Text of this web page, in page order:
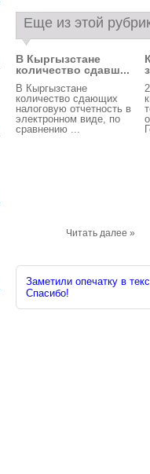
Еще из этой
В Кыргызстане
количество сдавш...
В Кыргызстане
количество сдающих
налоговую отчетность в
электронном виде, по
сравнению ...
Читать далее »
Заметили опечатку в
Спасибо!